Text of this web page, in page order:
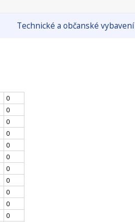
Technické a občanské vybavení
0
0
0
0
0
0
0
0
0
0
0